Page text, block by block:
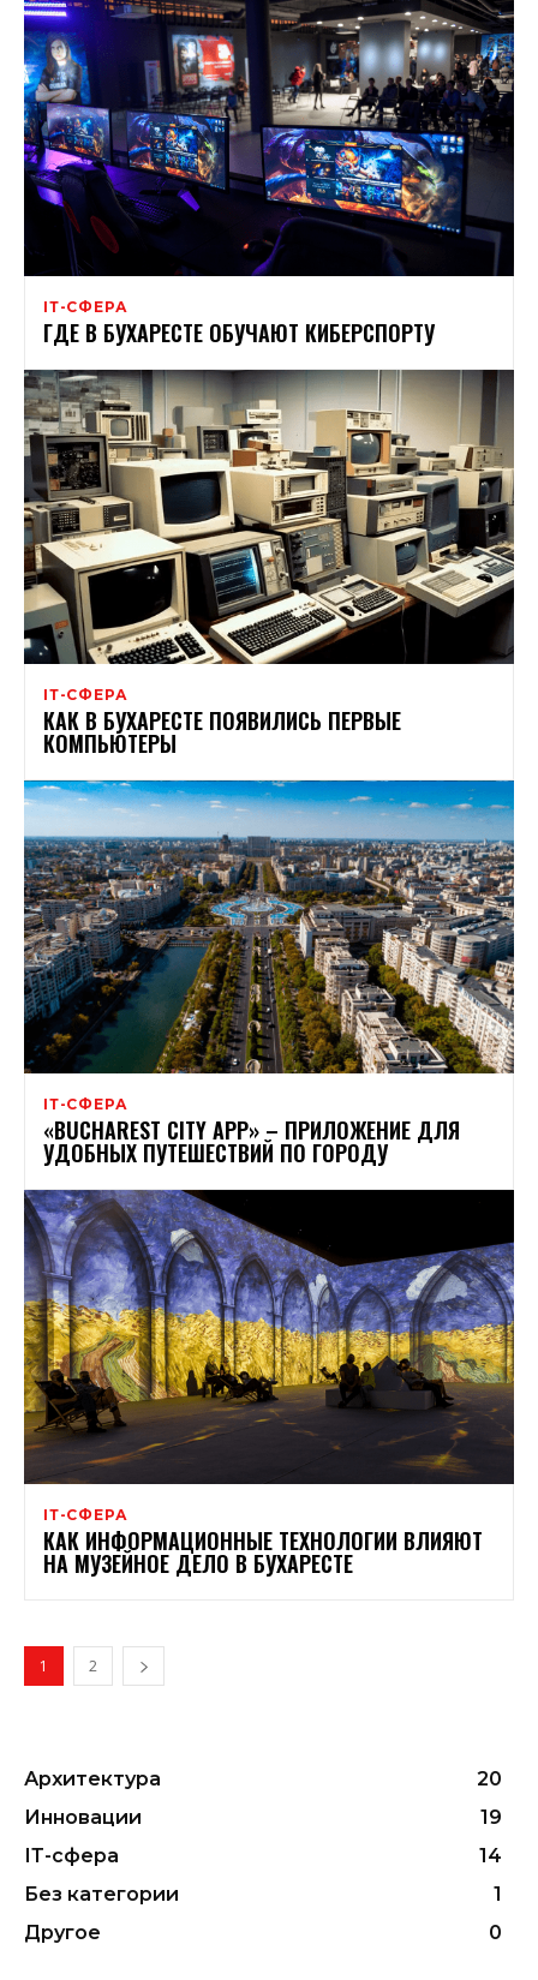
ІТ-СФЕРА
ГДЕ В БУХАРЕСТЕ ОБУЧАЮТ КИБЕРСПОРТУ
ІТ-СФЕРА
КАК В БУХАРЕСТЕ ПОЯВИЛИСЬ ПЕРВЫЕ
КОМПЬЮТЕРЫ
ІТ-СФЕРА
«BUCHAREST CITY APP» – ПРИЛОЖЕНИЕ ДЛЯ
УДОБНЫХ ПУТЕШЕСТВИЙ ПО ГОРОДУ
ІТ-СФЕРА
КАК ИНФОРМАЦИОННЫЕ ТЕХНОЛОГИИ ВЛИЯЮТ
НА МУЗЕЙНОЕ ДЕЛО В БУХАРЕСТЕ
1 2
Архитектура
20
Инновации
19
ІТ-сфера
14
Без категории
1
Другое
0